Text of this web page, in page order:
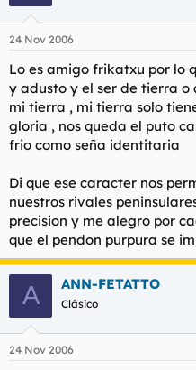
24 Nov 2006
Lo es amigo frikatxu por lo
y adusto y el ser de tierra
mi tierra , mi tierra solo
gloria , nos queda el puto
frio como seña identitaria
Di que ese caracter nos
nuestros rivales
precision y me alegro por
que el pendon purpura se
A ANN-FETATTO
Clásico
24 Nov 2006